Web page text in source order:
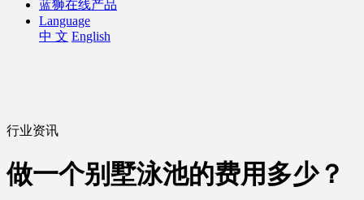
蓝狮在线产品
Language
中 文 English
行业资讯
做一个别墅泳池的费用多少？